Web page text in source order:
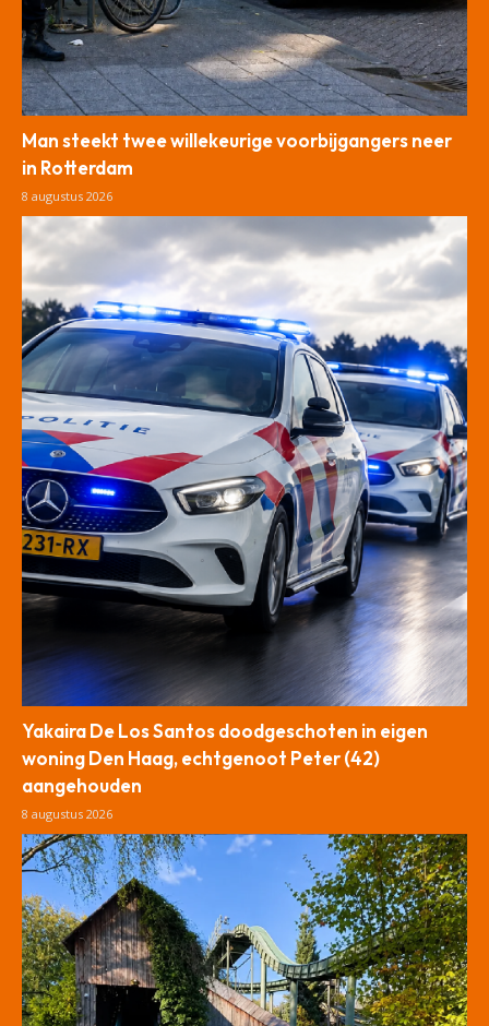
Man steekt twee willekeurige voorbijgangers neer
in Rotterdam
8 augustus 2026
Yakaira De Los Santos doodgeschoten in eigen
woning Den Haag, echtgenoot Peter (42)
aangehouden
8 augustus 2026